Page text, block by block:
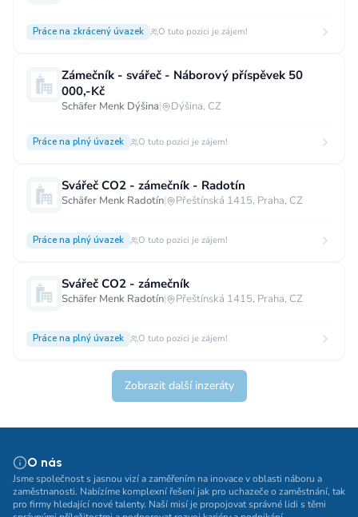
Práce na zkrácený úvazek O tuto pozici je zájem!
Zámečník - svářeč - Náborový příspěvek 50
000,-Kč
Schäfer Menk Dýšina| Dýšina, CZ
Práce na plný úvazek O tuto pozici je zájem!
Svářeč CO2 - zámečník - Radotín
Schäfer Menk Radotín| Přeštínská 1415, Praha, CZ
Práce na plný úvazek O tuto pozici je zájem!
Svářeč CO2 - zámečník
Schäfer Menk Radotín| Přeštínská 1415, Praha, CZ
Práce na plný úvazek O tuto pozici je zájem!
Zobrazit další inzeráty
O nás
Jsme společnost s jasnou vizí a zaměřením na inovace v oblasti náboru a
zaměstnanosti. Nabízíme komplexní řešení jak pro uchazeče o zaměstnání, tak
pro firmy hledající nové talenty. Naší misí je propojovat správné lidi s těmi